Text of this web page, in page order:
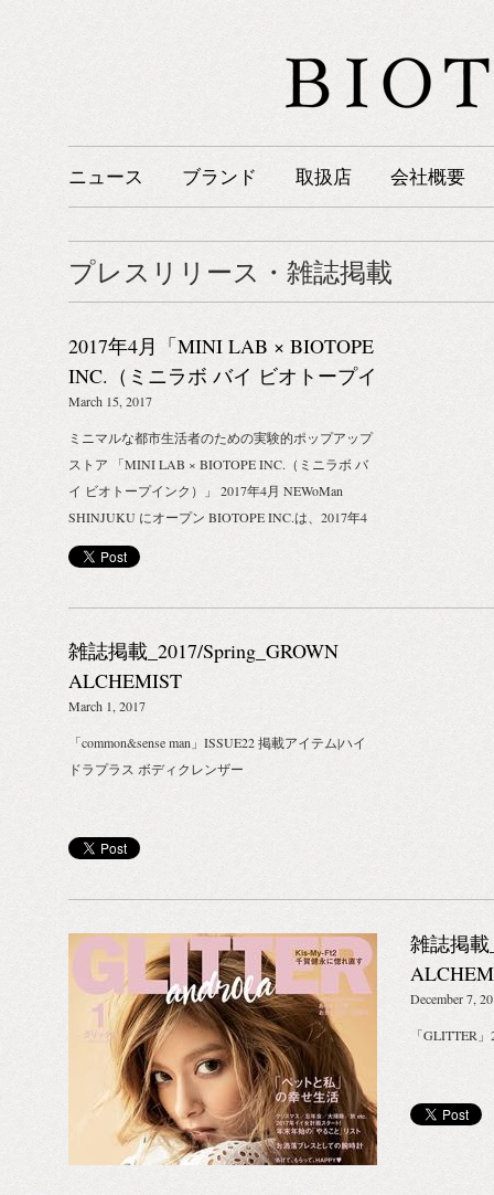
ニュース ブランド 取扱店 会社概要
プレスリリース・雑誌掲載
2017年4月「MINI LAB × BIOTOPE
INC.（ミニラボ バイ ビオトープイ
ンク）」ニュウマン新宿出店のお
知らせ
March 15, 2017
ミニマルな都市生活者のための実験的ポップアップ
ストア 「MINI LAB × BIOTOPE INC.（ミニラボ バ
イ ビオトープインク）」 2017年4月 NEWoMan
SHINJUKU にオープン BIOTOPE INC.は、2017年4
月、「NEWoMan SHINJUKU」に「MINI LAB ×
BIOTOPE INC.｜ミニラボ バイ ビオトープインク」
のポップアップストアをオープンいたします。 海外
発の新進気鋭のコスメ・フレグランスを中心に、ミ
ニマム・シンプルな生き方（≒ライフスタイル）を
提案するコンセプトストア。 モノや情報が洪水のよ
うに溢れる現代社会。シンプルかつミニマムな暮ら
しへの憧れが年々高まっています。近年、その反動
として、断捨離やミニマリストという言葉が生ま
れ、単純に物を減らすというヒステリックなムーブ
という言葉は「複雑に絡み合ったひとつの閉じられ
た生態系」という意味。 わたしたちBIOTOPE INC.
は、ミニマルな暮らしをプライオリティのトップに
らしが生みだせるとは考えていません。 好きなもの
と一緒に暮らす喜び。 哲学や思想が詰まった物と過
ごす楽しさ。 物を通じて学ぶ体験。 そういった満
足の積み重ねが豊かな暮らしを創り出してくれると
考えています。 日々生活する部屋（家）をひとつの
生態系と考え、「理由のあるミニマム・哲学のある
シンプル」を提案します。 BIOTOPE INC.初の単独
出店となる今回、女性が輝きつづけることができる
経験と価値を提供する施設「NEWoMan
SHINJUKU」へ、取扱ブランドを一堂に会し、ただ
雑誌掲載_2017/Spring_GROWN
ALCHEMIST
March 1, 2017
「common&sense man」ISSUE22 掲載アイテム|ハイ
ドラプラス ボディクレンザー
雑誌掲載
December 7,
「GLITTER